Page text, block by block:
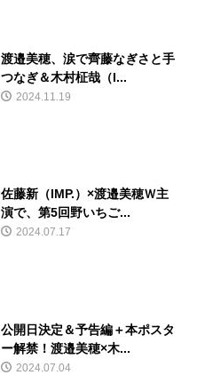
渡邉美穂、涙で齊藤なぎさと手
つなぎ＆木村柾哉（I...
2024.11.19
佐藤新（IMP.）×渡邉美穂Ｗ主
演で、第5回野いちご...
2024.07.17
公開日決定＆予告編＋本ポスタ
ー解禁！渡邉美穂×木...
2024.07.04